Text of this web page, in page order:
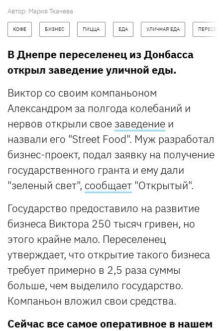
Автор: Мария Ткачева
КОФЕ БИЗНЕС ПИЦЦА ЕДА УЛИЧНАЯ ЕДА
В Днепре переселенец из Донбасса
открыл заведение уличной еды.
Виктор со своим компаньоном
Александром за полгода колебаний и
нервов открыли свое заведение и
назвали его "Street Food". Муж разработал
бизнес-проект, подал заявку на получение
государственного гранта и ему дали
"зеленый свет", сообщает "Открытый".
Государство предоставило на развитие
бизнеса Виктора 250 тысяч гривен, но
этого крайне мало. Переселенец
утверждает, что открытие такого бизнеса
требует примерно в 2,5 раза суммы
больше, чем выделило государство.
Компаньон вложил свои средства.
Сейчас все самое оперативное в нашем